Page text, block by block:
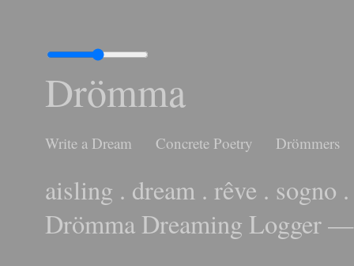
Drömma
Write a Dream Concrete Poetry Drömmers
aisling . dream . rêve . sogno
Drömma Dreaming Logger